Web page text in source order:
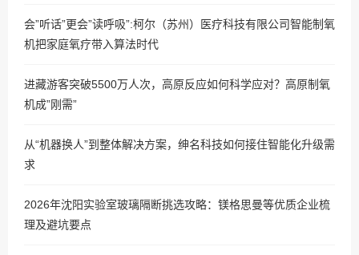
会”听话”更会”读呼吸”:柯尔（苏州）医疗科技有限公司智能制氧
机把家庭氧疗带入算法时代
进藏游客突破5500万人次，高原反应如何科学应对？高原制氧
机成”刚需”
从“机器换人”到整体解决方案，绅名科技如何接住智能化升级需
求
2026年沈阳实验室玻璃隔断挑选攻略：镁格思曼等优质企业梳
理及避坑要点